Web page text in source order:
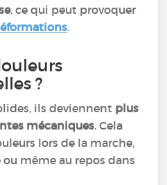
, ce qui peut provoquer
.
?
ils deviennent plus
mécaniques. Cela
lors de la marche,
même au repos dans